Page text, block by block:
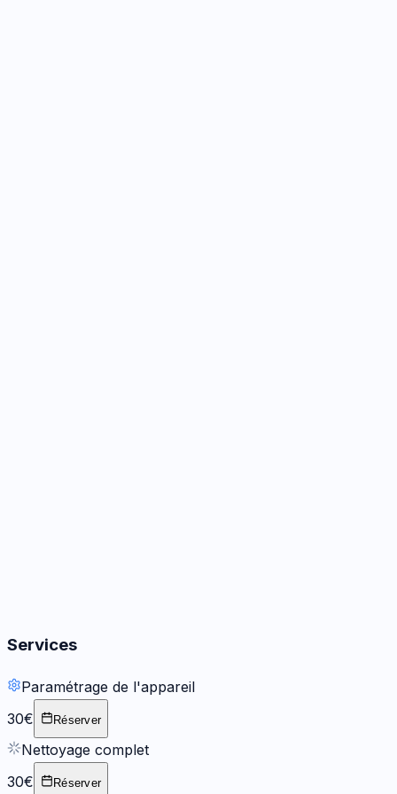
Services
Paramétrage de l'appareil
30€
Réserver
Nettoyage complet
30€
Réserver